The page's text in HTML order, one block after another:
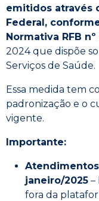
emitidos através
Federal,
Normativa RFB
2024 que dispõe
Serviços de Saúde.
Essa medida tem
padronização e o
vigente.
Importante:
janeiro/2025 –
fora da